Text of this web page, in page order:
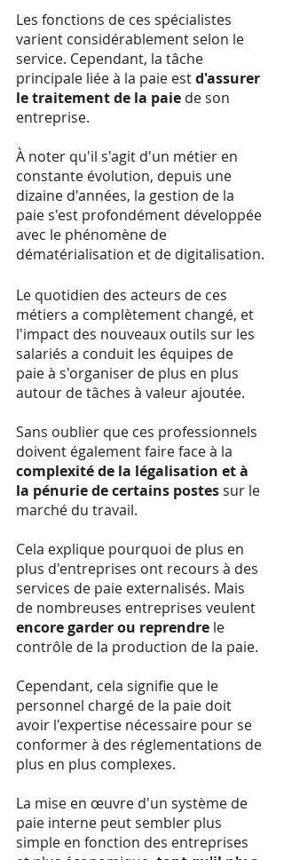
Les fonctions de ces spécialistes
varient considérablement selon le
service. Cependant, la tâche
principale liée à la paie est d'assurer
le traitement de la paie de son
entreprise.
À noter qu'il s'agit d'un métier en
constante évolution, depuis une
dizaine d'années, la gestion de la
paie s'est profondément développée
avec le phénomène de
dématérialisation et de digitalisation.
Le quotidien des acteurs de ces
métiers a complètement changé, et
l'impact des nouveaux outils sur les
salariés a conduit les équipes de
paie à s'organiser de plus en plus
autour de tâches à valeur ajoutée.
Sans oublier que ces professionnels
doivent également faire face à la
complexité de la légalisation et à
la pénurie de certains postes sur le
marché du travail.
Cela explique pourquoi de plus en
plus d'entreprises ont recours à des
services de paie externalisés. Mais
de nombreuses entreprises veulent
encore garder ou reprendre le
contrôle de la production de la paie.
Cependant, cela signifie que le
personnel chargé de la paie doit
avoir l'expertise nécessaire pour se
conformer à des réglementations de
plus en plus complexes.
La mise en œuvre d'un système de
paie interne peut sembler plus
simple en fonction des entreprises